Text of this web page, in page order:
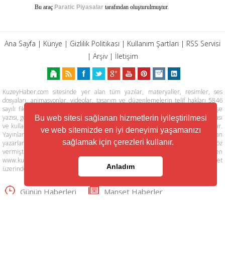
Bu web sitesi sağlanan hizmetlerin iyileştirilmesi
ve web sitemizde en iyi deneyimi yaşamanızı
sağlamak için çerezleri kullanır.
Anladım
Bu araç Paratic Piyasalar tarafından oluşturulmuştur.
Ana Sayfa | Künye | Gizlilik Politikası | Kullanım Şartları | RSS Servisi
| Arşiv| İletişim
KuzeyHaber.com sitesinde yer alan tüm yazılar, materyaller, resimler, ses
dosyaları, animasyonlar, videolar, tasarım ve düzenlemelerin telif hakları 5846
sayılı fikir ve sanat eserleri kanunu ile korunmaktadır. Her türlü haber, köşe
yazısı, görsel, belge ve bağlantının izinsiz ve kaynak belirtilmeksizin kopyalanması
ve kullanılması durumunda her türlü yasal hakları tarafımızca saklı tutulmaktadır.
Yayınlanan köşe yazılarından, haberlere ve köşe yazılarına yapılan yorumlardan
yazarları sorumludur. KuzeyHaber.com Basın Meslek İlkelerine uymaya söz
vermiştir. Web Sitemiz dışında farklı sitelere yönlendiren linklerin içeriklerinden
www.kuzeyhaber.com sorumlu tutulamaz. KuzeyHaber.com sadece internet
üzerinden yayın yapmaktadır.
Günün Haberleri
Manşet Haberler